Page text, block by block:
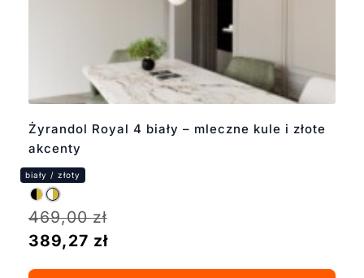
Żyrandol Royal 4 biały – mleczne kule i złote
akcenty
469,00zł
389,27 zł